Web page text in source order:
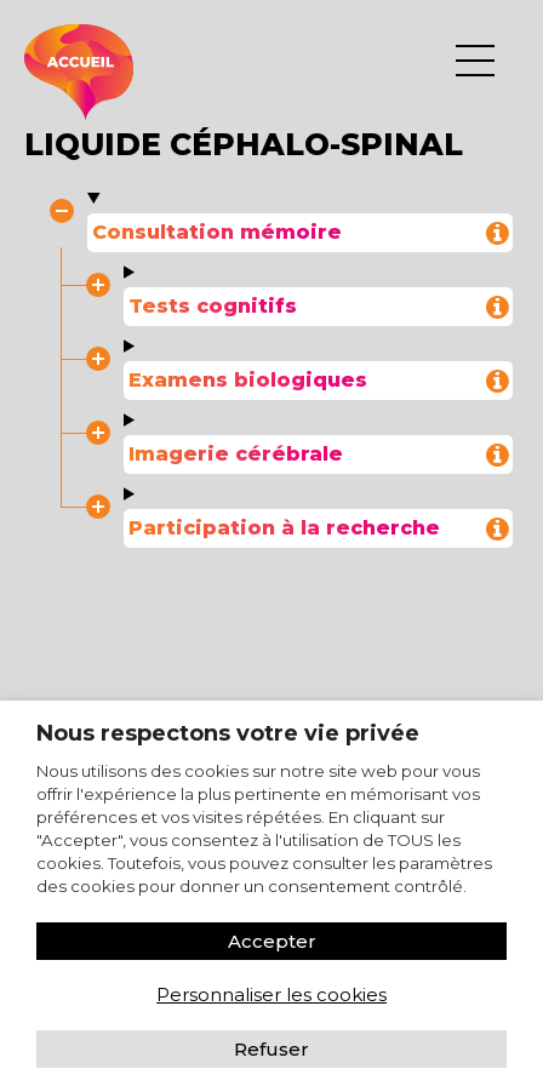
LIQUIDE CÉPHALO-SPINAL
Consultation mémoire
Tests cognitifs
Examens biologiques
Imagerie cérébrale
Participation à la recherche
Nous respectons votre vie privée
Nous utilisons des cookies sur notre site web pour vous
offrir l'expérience la plus pertinente en mémorisant vos
préférences et vos visites répétées. En cliquant sur
"Accepter", vous consentez à l'utilisation de TOUS les
cookies. Toutefois, vous pouvez consulter les paramètres
des cookies pour donner un consentement contrôlé.
Personnaliser les cookies
Refuser
Accepter